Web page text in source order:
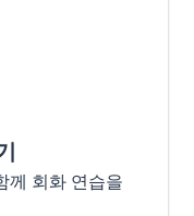
께 회화 연습을